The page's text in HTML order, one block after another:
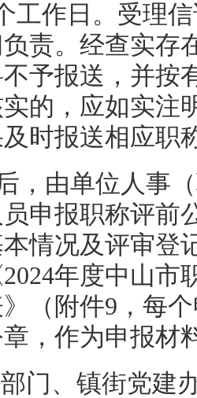
工作日。受理
责。经查实存
予报送，并按
的，应如实注
时报送相应职
，由单位人事
申报职称评前
情况及评审登
年度中山市
（附件9，每
，作为申报材
部门、镇街党建